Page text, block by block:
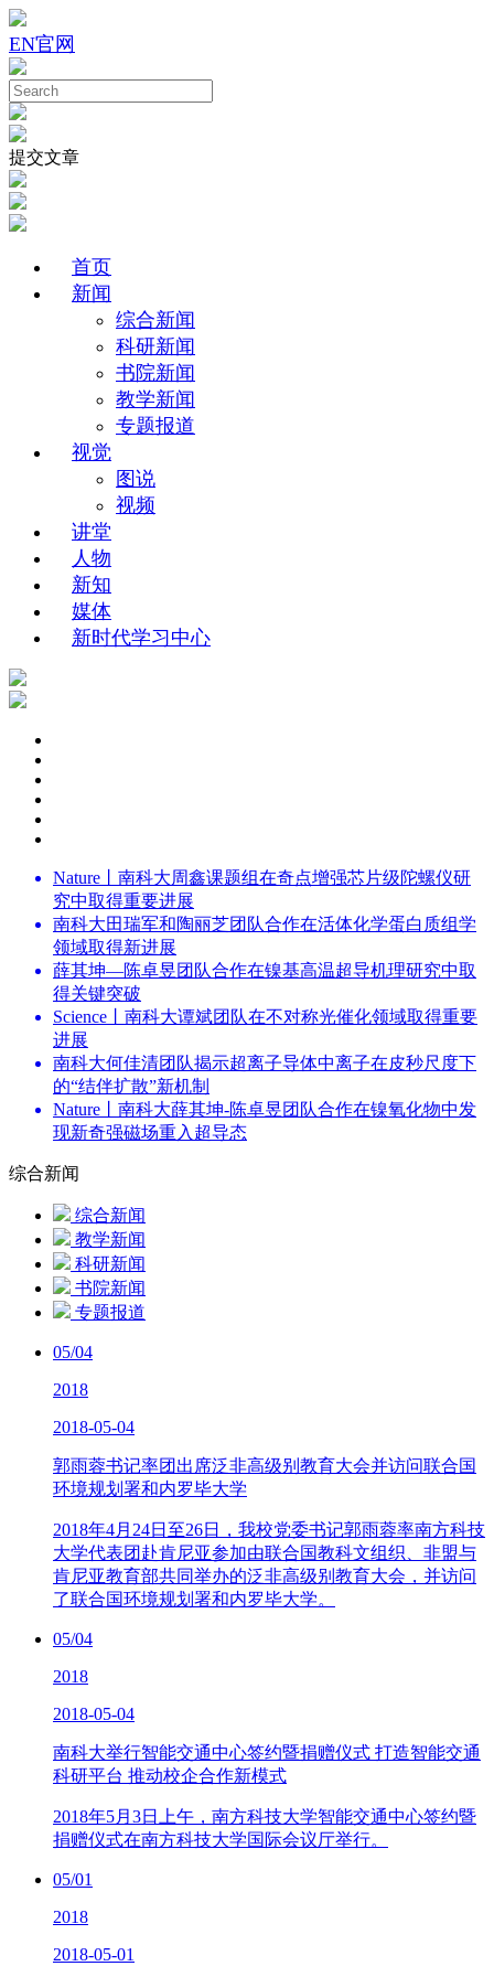
EN官网
提交文章
首页
新闻
综合新闻
科研新闻
书院新闻
教学新闻
专题报道
视觉
图说
视频
讲堂
人物
新知
媒体
新时代学习中心
Nature丨南科大周鑫课题组在奇点增强芯片级陀螺仪研
究中取得重要进展
南科大田瑞军和陶丽芝团队合作在活体化学蛋白质组学
领域取得新进展
薛其坤—陈卓昱团队合作在镍基高温超导机理研究中取
得关键突破
Science丨南科大谭斌团队在不对称光催化领域取得重要
进展
南科大何佳清团队揭示超离子导体中离子在皮秒尺度下
的“结伴扩散”新机制
Nature丨南科大薛其坤-陈卓昱团队合作在镍氧化物中发
现新奇强磁场重入超导态
综合新闻
综合新闻
教学新闻
科研新闻
书院新闻
专题报道
05/04
2018
2018-05-04
郭雨蓉书记率团出席泛非高级别教育大会并访问联合国
环境规划署和内罗毕大学
2018年4月24日至26日，我校党委书记郭雨蓉率南方科技
大学代表团赴肯尼亚参加由联合国教科文组织、非盟与
肯尼亚教育部共同举办的泛非高级别教育大会，并访问
了联合国环境规划署和内罗毕大学。
05/04
2018
2018-05-04
南科大举行智能交通中心签约暨捐赠仪式 打造智能交通
科研平台 推动校企合作新模式
2018年5月3日上午，南方科技大学智能交通中心签约暨
捐赠仪式在南方科技大学国际会议厅举行。
05/01
2018
2018-05-01